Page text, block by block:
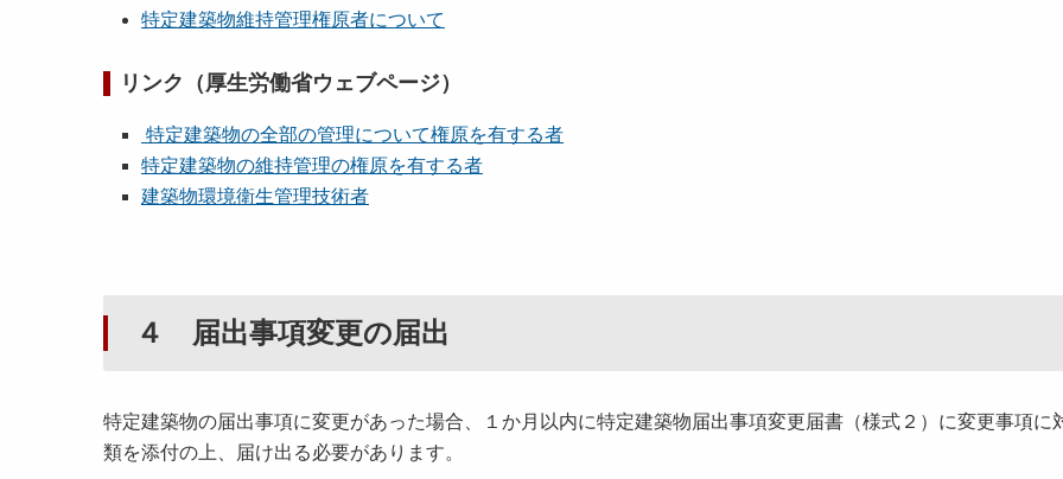
特定建築物維持管理権原者について
リンク（厚生労働省ウェブページ）
特定建築物の全部の管理について権原を有する者
特定建築物の維持管理の権原を有する者
建築物環境衛生管理技術者
４ 届出事項変更の届出
特定建築物の届出事項に変更があった場合、１か月以内に特定建築物届出事項変更届書（様式２）に変更事項に
類を添付の上、届け出る必要があります。